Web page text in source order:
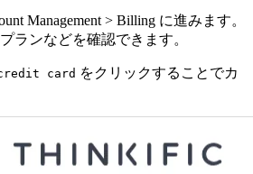
Management > Billing に進みます。
ランなどを確認できます。
card をクリックすることでカ